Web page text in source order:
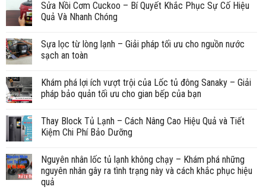
Sửa Nồi Cơm Cuckoo – Bí Quyết Khắc Phục Sự Cố Hiệu
Quả Và Nhanh Chóng
Sựa lọc từ lòng lạnh – Giải pháp tối ưu cho nguồn nước
sạch an toàn
Khám phá lợi ích vượt trội của Lốc tủ đông Sanaky – Giải
pháp bảo quản tối ưu cho gian bếp của bạn
Thay Block Tủ Lạnh – Cách Nâng Cao Hiệu Quả và Tiết
Kiệm Chi Phí Bảo Dưỡng
Nguyên nhân lốc tủ lạnh không chạy – Khám phá những
nguyên nhân gây ra tình trạng này và cách khắc phục hiệu
quả